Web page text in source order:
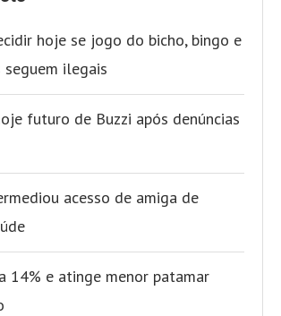
hoje se jogo do bicho, bingo e
seguem ilegais
futuro de Buzzi após denúncias
acesso de amiga de
14% e atinge menor patamar